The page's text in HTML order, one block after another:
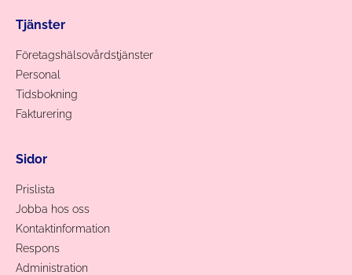
Tjänster
Företagshälsovårdstjänster
Personal
Tidsbokning
Fakturering
Sidor
Prislista
Jobba hos oss
Kontaktinformation
Respons
Administration